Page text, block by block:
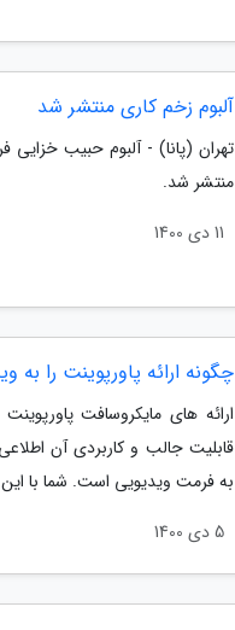
آلبوم زخم کاری منتشر شد
تهران (پانا) - آلبوم حبیب
منتشر شد.
11 دی 1400
چگونه ارائه پاورپوینت را به
ارائه های مایکروسافت
قابلیت جالب و کاربردی آن
به فرمت ویدیویی است. شما با این
5 دی 1400